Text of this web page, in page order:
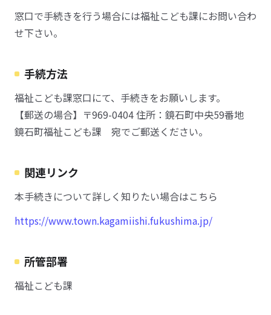
窓口で手続きを行う場合には福祉こども課にお問い合わ
せ下さい。
手続方法
福祉こども課窓口にて、手続きをお願いします。
【郵送の場合】〒969-0404 住所：鏡石町中央59番地
鏡石町福祉こども課 宛でご郵送ください。
関連リンク
本手続きについて詳しく知りたい場合はこちら
https://www.town.kagamiishi.fukushima.jp/
所管部署
福祉こども課